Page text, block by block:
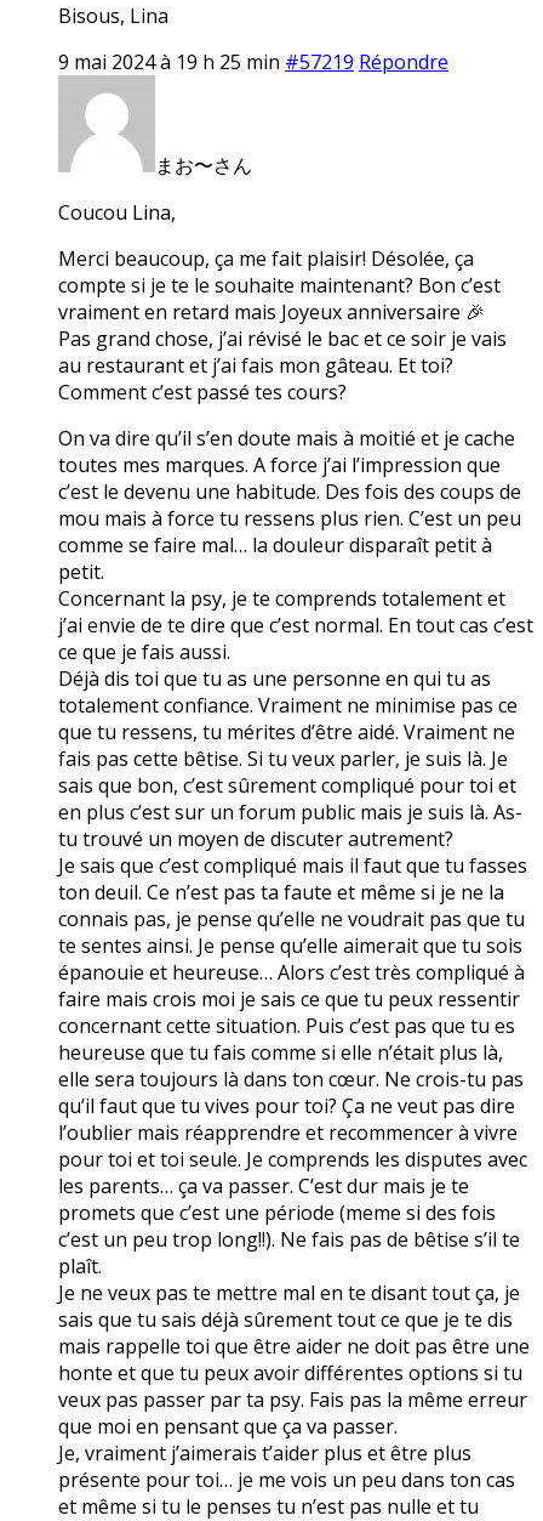
Bisous, Lina
9 mai 2024 à 19 h 25 min #57219 Répondre
まお〜さん
Coucou Lina,
Merci beaucoup, ça me fait plaisir! Désolée, ça
compte si je te le souhaite maintenant? Bon c’est
vraiment en retard mais Joyeux anniversaire 🎉
Pas grand chose, j’ai révisé le bac et ce soir je vais
au restaurant et j’ai fais mon gâteau. Et toi?
Comment c’est passé tes cours?
On va dire qu’il s’en doute mais à moitié et je cache
toutes mes marques. A force j’ai l’impression que
c’est le devenu une habitude. Des fois des coups de
mou mais à force tu ressens plus rien. C’est un peu
comme se faire mal… la douleur disparaît petit à
petit.
Concernant la psy, je te comprends totalement et
j’ai envie de te dire que c’est normal. En tout cas c’est
ce que je fais aussi.
Déjà dis toi que tu as une personne en qui tu as
totalement confiance. Vraiment ne minimise pas ce
que tu ressens, tu mérites d’être aidé. Vraiment ne
fais pas cette bêtise. Si tu veux parler, je suis là. Je
sais que bon, c’est sûrement compliqué pour toi et
en plus c’est sur un forum public mais je suis là. As-
tu trouvé un moyen de discuter autrement?
Je sais que c’est compliqué mais il faut que tu fasses
ton deuil. Ce n’est pas ta faute et même si je ne la
connais pas, je pense qu’elle ne voudrait pas que tu
te sentes ainsi. Je pense qu’elle aimerait que tu sois
épanouie et heureuse… Alors c’est très compliqué à
faire mais crois moi je sais ce que tu peux ressentir
concernant cette situation. Puis c’est pas que tu es
heureuse que tu fais comme si elle n’était plus là,
elle sera toujours là dans ton cœur. Ne crois-tu pas
qu’il faut que tu vives pour toi? Ça ne veut pas dire
l’oublier mais réapprendre et recommencer à vivre
pour toi et toi seule. Je comprends les disputes avec
les parents… ça va passer. C’est dur mais je te
promets que c’est une période (meme si des fois
c’est un peu trop long!!). Ne fais pas de bêtise s’il te
plaît.
Je ne veux pas te mettre mal en te disant tout ça, je
sais que tu sais déjà sûrement tout ce que je te dis
mais rappelle toi que être aider ne doit pas être une
honte et que tu peux avoir différentes options si tu
veux pas passer par ta psy. Fais pas la même erreur
que moi en pensant que ça va passer.
Je, vraiment j’aimerais t’aider plus et être plus
présente pour toi… je me vois un peu dans ton cas
et même si tu le penses tu n’est pas nulle et tu